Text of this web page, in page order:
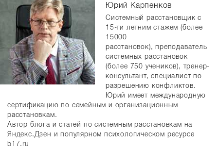
Юрий Карпенков
Системный расстановщик с
15-ти летним стажем (более
15000
расстановок), преподаватель
системных расстановок
(более 750 учеников), тренер-
консультант, специалист по
разрешению конфликтов.
Юрий имеет международную
сертификацию по семейным и организационным
расстановкам.
Автор блога и статей по системным расстановкам на
Яндекс.Дзен и популярном психологическом ресурсе
b17.ru